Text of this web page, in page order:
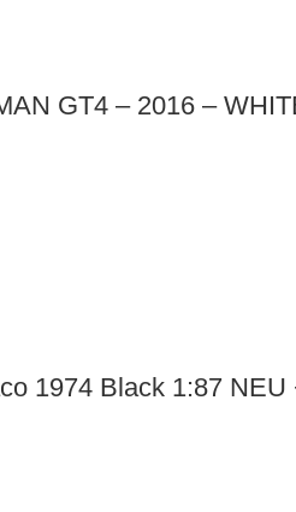
GT4 – 2016 –
1974 Black 1:87 NEU